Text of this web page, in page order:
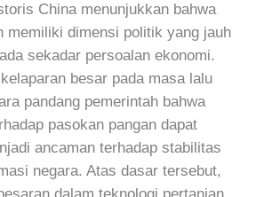
China menunjukkan bahwa
memiliki dimensi politik yang jauh
sekadar persoalan ekonomi.
besar pada masa lalu
pandang pemerintah bahwa
pasokan pangan dapat
ancaman terhadap stabilitas
negara. Atas dasar tersebut,